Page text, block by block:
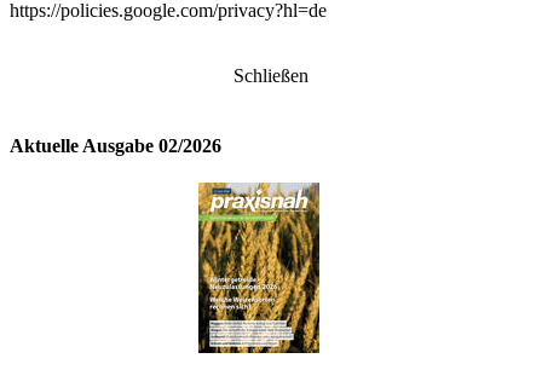
https://policies.google.com/privacy?hl=de
Schließen
Aktuelle Ausgabe 02/2026